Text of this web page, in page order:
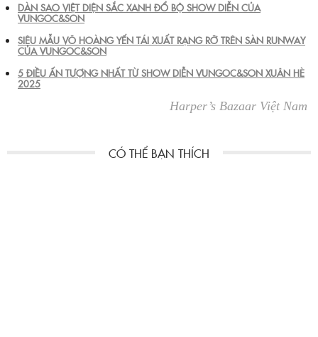
DÀN SAO VIỆT DIỆN SẮC XANH ĐỔ BỘ SHOW DIỄN CỦA
VUNGOC&SON
SIÊU MẪU VÕ HOÀNG YẾN TÁI XUẤT RẠNG RỠ TRÊN SÀN RUNWAY
CỦA VUNGOC&SON
5 ĐIỀU ẤN TƯỢNG NHẤT TỪ SHOW DIỄN VUNGOC&SON XUÂN HÈ
2025
Harper’s Bazaar Việt Nam